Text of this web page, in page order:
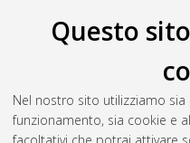
Questo
Nel nostro sito utilizziamo
funzionamento, sia cookie e